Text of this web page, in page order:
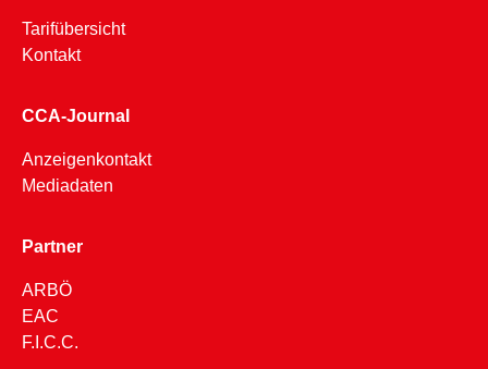
Tarifübersicht
Kontakt
CCA-Journal
Anzeigenkontakt
Mediadaten
Partner
ARBÖ
EAC
F.I.C.C.